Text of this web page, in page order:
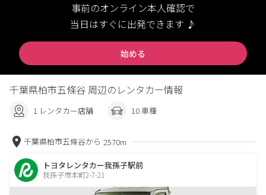
事前のオンライン本人確認で
当日はすぐに出発できます ♪
始める
千葉県柏市五條谷 周辺のレンタカー情報
1 レンタカー店舗 10 車種
千葉県柏市五條谷から 2570m
トヨタレンタカー我孫子駅前
我孫子市本町2-7-21